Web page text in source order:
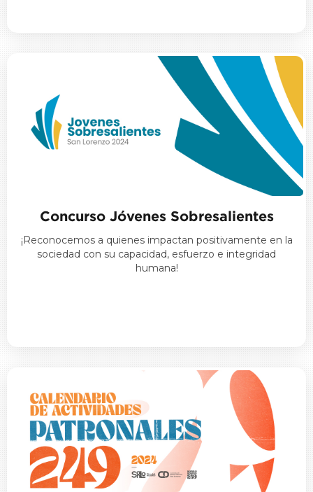
Concurso Jóvenes Sobresalientes
¡Reconocemos a quienes impactan positivamente en la
sociedad con su capacidad, esfuerzo e integridad
humana!